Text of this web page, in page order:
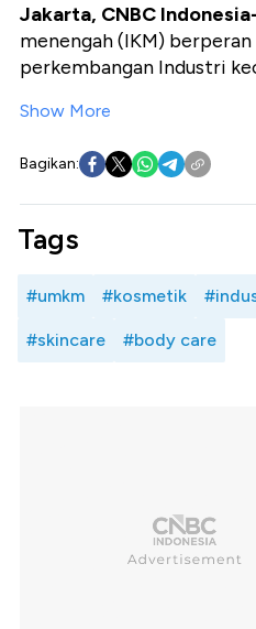
Jakarta, CNBC Indonesia-
menengah (IKM)
perkembangan Industri
Show More
Bagikan:
Tags
#umkm #kosmetik
#skincare #body care